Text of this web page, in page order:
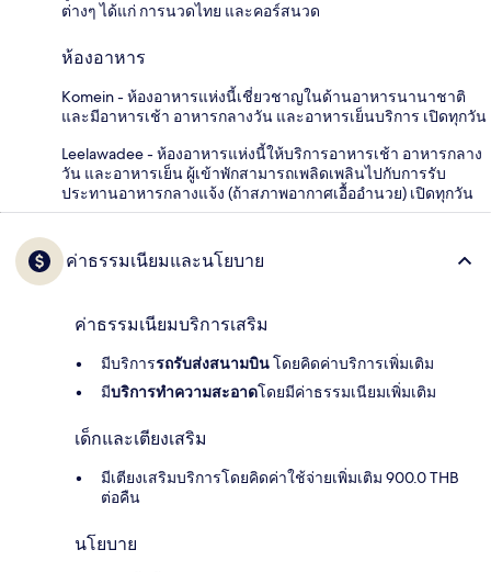
ต่างๆ ได้แก่ การนวดไทย และคอร์สนวด
ห้องอาหาร
Komein - ห้องอาหารแห่งนี้เชี่ยวชาญในด้านอาหารนานาชาติ
และมีอาหารเช้า อาหารกลางวัน และอาหารเย็นบริการ เปิดทุกวัน
Leelawadee - ห้องอาหารแห่งนี้ให้บริการอาหารเช้า อาหารกลาง
วัน และอาหารเย็น ผู้เข้าพักสามารถเพลิดเพลินไปกับการรับ
ประทานอาหารกลางแจ้ง (ถ้าสภาพอากาศเอื้ออำนวย) เปิดทุกวัน
ค่าธรรมเนียมและนโยบาย
ค่าธรรมเนียมบริการเสริม
มีบริการรถรับส่งสนามบินโดยคิดค่าบริการเพิ่มเติม
มีบริการทำความสะอาดโดยมีค่าธรรมเนียมเพิ่มเติม
เด็กและเตียงเสริม
มีเตียงเสริมบริการโดยคิดค่าใช้จ่ายเพิ่มเติม 900.0 THB
ต่อคืน
นโยบาย